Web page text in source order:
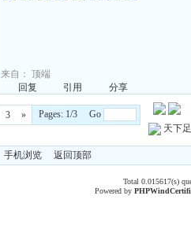
来自： 顶端
回复
引用 分享
3 »
Pages: 1/3 Go
天下
手机浏览 返回顶部
Total 0.015617(s)
Powered byPHPWind